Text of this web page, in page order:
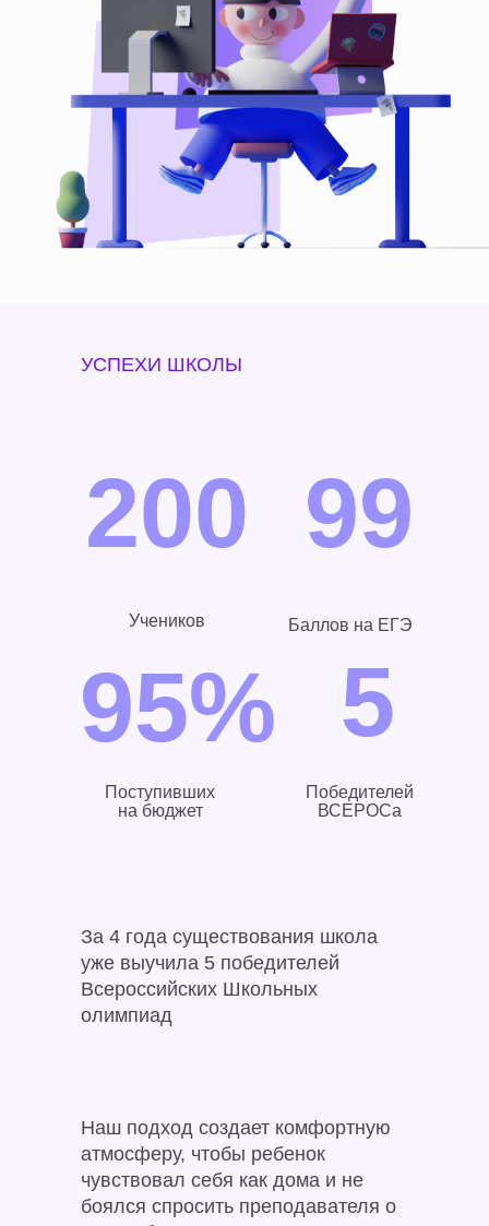
УСПЕХИ ШКОЛЫ
200
Учеников
95%
Поступивших
на бюджет
5
99
Баллов на ЕГЭ
Победителей
ВСЕРОСа
За 4 года существования школа
уже выучила 5 победителей
Всероссийских Школьных
олимпиад
Наш подход создает комфортную
атмосферу, чтобы ребенок
чувствовал себя как дома и не
боялся спросить преподавателя о